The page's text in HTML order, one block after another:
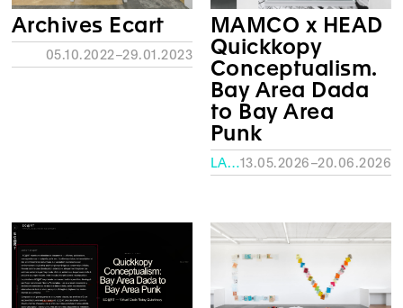
Archives Ecart
05.10.2022–29.01.2023
MAMCO x HEAD
Quickkopy
Conceptualism.
Bay Area Dada
to Bay Area
Punk
LA FABRIQUE – HEAD13.05.2026–20.06.2026